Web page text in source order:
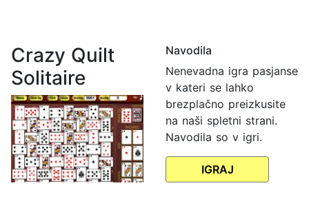
Crazy Quilt
Solitaire
Navodila
Nenevadna igra pasjanse
v kateri se lahko
brezplačno preizkusite
na naši spletni strani.
Navodila so v igri.
IGRAJ